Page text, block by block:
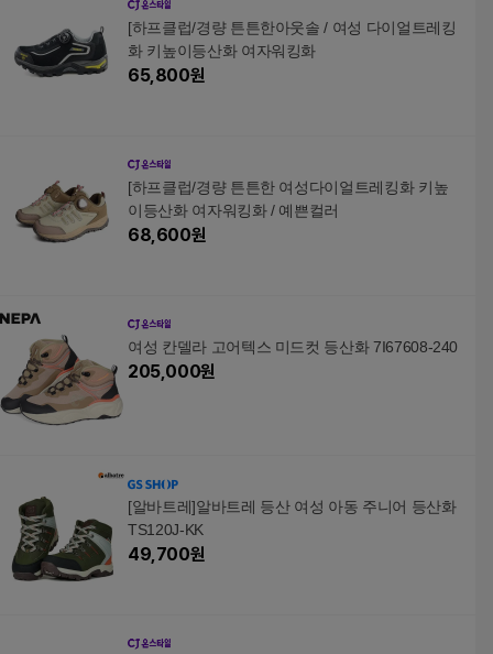
[하프클럽/경량 튼튼한아웃솔 / 여성 다이얼트레킹
화 키높이등산화 여자워킹화
65,800원
[하프클럽/경량 튼튼한 여성다이얼트레킹화 키높
이등산화 여자워킹화 / 예쁜컬러
68,600원
여성 칸델라 고어텍스 미드컷 등산화 7I67608-240
205,000원
[알바트레]알바트레 등산 여성 아동 주니어 등산화
TS120J-KK
49,700원